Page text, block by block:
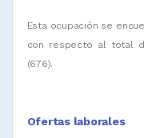
Esta ocupación se
con respecto al total
(676).
Ofertas laborales